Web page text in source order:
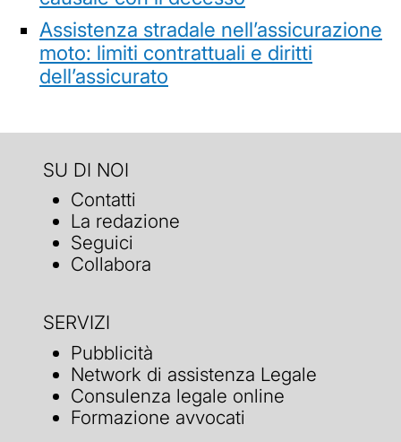
Assistenza stradale nell’assicurazione
moto: limiti contrattuali e diritti
dell’assicurato
SU DI NOI
Contatti
La redazione
Seguici
Collabora
SERVIZI
Pubblicità
Network di assistenza Legale
Consulenza legale online
Formazione avvocati